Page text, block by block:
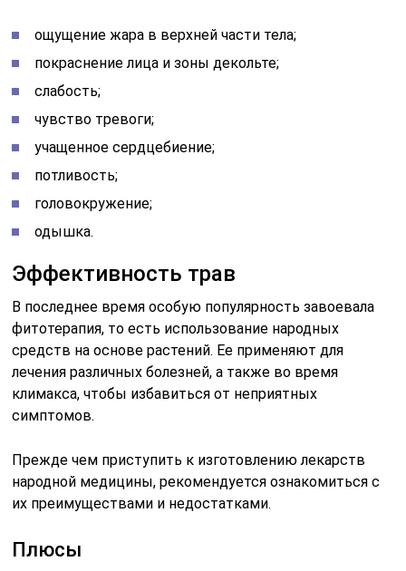
ощущение жара в верхней части тела;
покраснение лица и зоны декольте;
слабость;
чувство тревоги;
учащенное сердцебиение;
потливость;
головокружение;
одышка.
Эффективность трав
В последнее время особую популярность завоевала
фитотерапия, то есть использование народных
средств на основе растений. Ее применяют для
лечения различных болезней, а также во время
климакса, чтобы избавиться от неприятных
симптомов.
Прежде чем приступить к изготовлению лекарств
народной медицины, рекомендуется ознакомиться с
их преимуществами и недостатками.
Плюсы